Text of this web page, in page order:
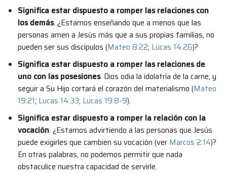
Significa estar dispuesto a romper las relaciones con
los demás. ¿Estamos enseñando que a menos que las
personas amen a Jesús más que a sus propias familias, no
pueden ser sus discípulos (Mateo 8:22; Lucas 14:26)?
Significa estar dispuesto a romper las relaciones de
uno con las posesiones. Dios odia la idolatría de la carne, y
seguir a Su Hijo cortará el corazón del materialismo (Mateo
19:21; Lucas 14:33; Lucas 19:8-9).
Significa estar dispuesto a romper la relación con la
vocación. ¿Estamos advirtiendo a las personas que Jesús
puede exigirles que cambien su vocación (ver Marcos 2:14)?
En otras palabras, no podemos permitir que nada
obstaculice nuestra capacidad de servirle.